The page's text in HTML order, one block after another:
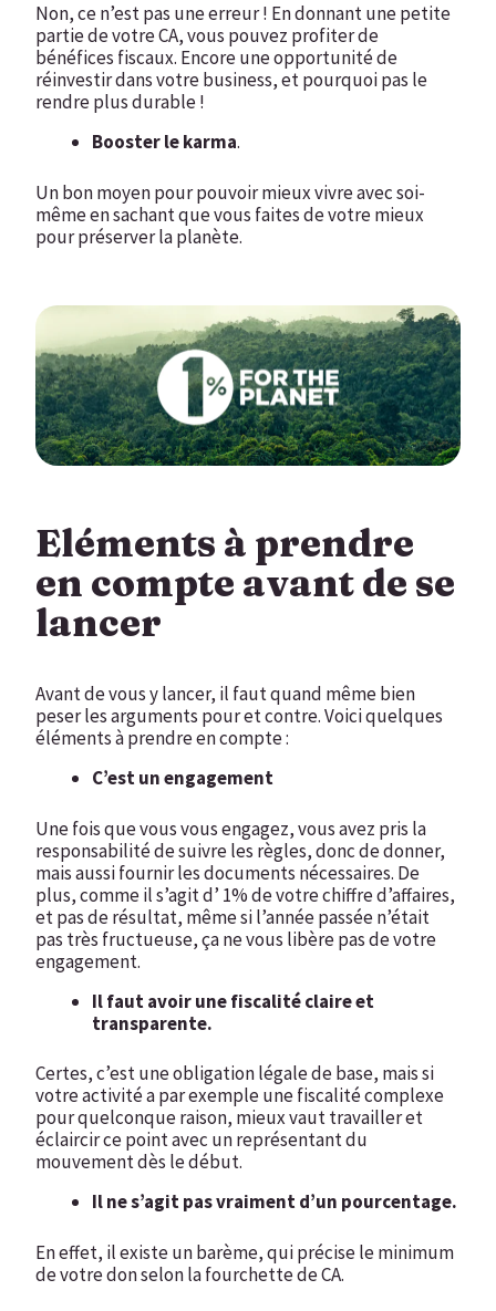
Non, ce n’est pas une erreur ! En donnant une petite
partie de votre CA, vous pouvez profiter de
bénéfices fiscaux. Encore une opportunité de
réinvestir dans votre business, et pourquoi pas le
rendre plus durable !
Booster le karma.
Un bon moyen pour pouvoir mieux vivre avec soi-
même en sachant que vous faites de votre mieux
pour préserver la planète.
Eléments à prendre
en compte avant de se
lancer
Avant de vous y lancer, il faut quand même bien
peser les arguments pour et contre. Voici quelques
éléments à prendre en compte :
C’est un engagement
Une fois que vous vous engagez, vous avez pris la
responsabilité de suivre les règles, donc de donner,
mais aussi fournir les documents nécessaires. De
plus, comme il s’agit d’ 1% de votre chiffre d’affaires,
et pas de résultat, même si l’année passée n’était
pas très fructueuse, ça ne vous libère pas de votre
engagement.
Il faut avoir une fiscalité claire et
transparente.
Certes, c’est une obligation légale de base, mais si
votre activité a par exemple une fiscalité complexe
pour quelconque raison, mieux vaut travailler et
éclaircir ce point avec un représentant du
mouvement dès le début.
Il ne s’agit pas vraiment d’un pourcentage.
En effet, il existe un barème, qui précise le minimum
de votre don selon la fourchette de CA.